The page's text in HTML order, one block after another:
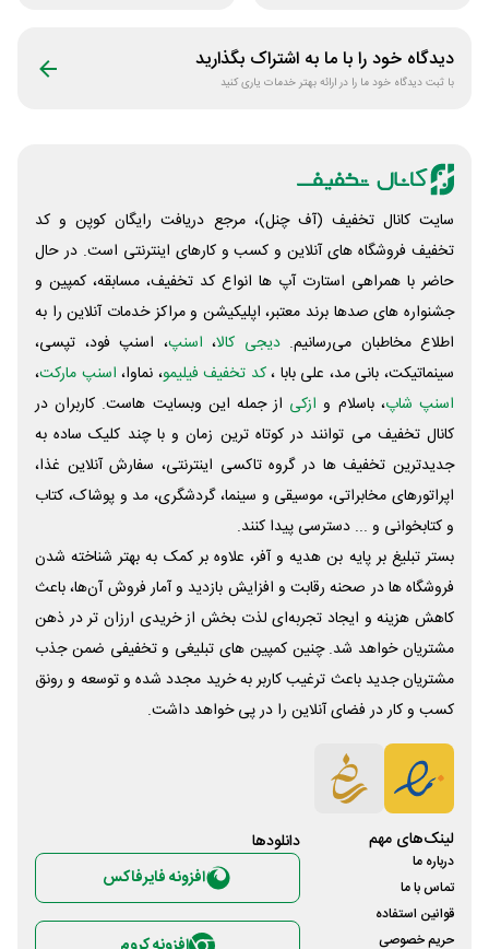
دیدگاه خود را با ما به اشتراک بگذارید
با ثبت دیدگاه خود ما را در ارائه بهتر خدمات یاری کنید
سایت کانال تخفیف (آف چنل)، مرجع دریافت رایگان کوپن و کد
تخفیف فروشگاه های آنلاین و کسب و‌ کارهای اینترنتی است. در حال
حاضر با همراهی استارت آپ ها انواع کد تخفیف، مسابقه، کمپین و
جشنواره های صدها برند معتبر، اپلیکیشن و مراکز خدمات آنلاین را به
اطلاع مخاطبان می‌رسانیم. دیجی کالا، اسنپ، اسنپ فود، تپسی،
سینماتیکت، بانی مد، علی‌ بابا ،کد تخفیف فیلیمو، نماوا، اسنپ مارکت،
اسنپ شاپ، باسلام و ازکی از جمله این وبسایت ‌هاست. کاربران در
کانال تخفیف می توانند در کوتاه ترین زمان و با چند کلیک ساده به
جدیدترین تخفیف ها در گروه تاکسی اینترنتی، سفارش آنلاین غذا،
اپراتورهای مخابراتی، موسیقی و سینما، گردشگری، مد و پوشاک، کتاب
و کتابخوانی و ... دسترسی پیدا کنند.
بستر تبلیغ بر پایه بن هدیه و آفر، علاوه بر کمک به بهتر شناخته شدن
فروشگاه ها در صحنه رقابت و افزایش بازدید و آمار فروش آن‌ها، باعث
کاهش هزینه و ایجاد تجربه‌ای لذت بخش از خریدی ارزان تر در ذهن
مشتریان خواهد شد. چنین کمپین های تبلیغی و تخفیفی ضمن جذب
مشتریان جدید باعث ترغیب کاربر به خرید مجدد شده و توسعه و رونق
کسب و کار در فضای آنلاین را در پی خواهد داشت.
لینک‌های مهم
درباره ما
تماس با ما
قوانین استفاده
حریم خصوصی
دانلود‌ها
افزونه فایرفاکس